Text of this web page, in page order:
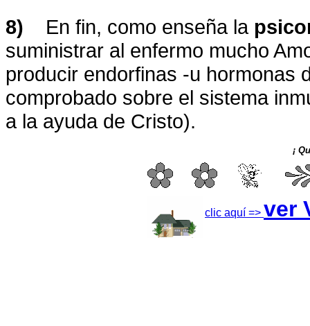
8) En fin, como enseña la
suministrar al enfermo mucho
producir endorfinas -u hormonas
comprobado sobre el sistema
a la ayuda de Cristo).
¡
clic aquí => ver